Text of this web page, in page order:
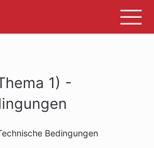
1) -
Bedingungen